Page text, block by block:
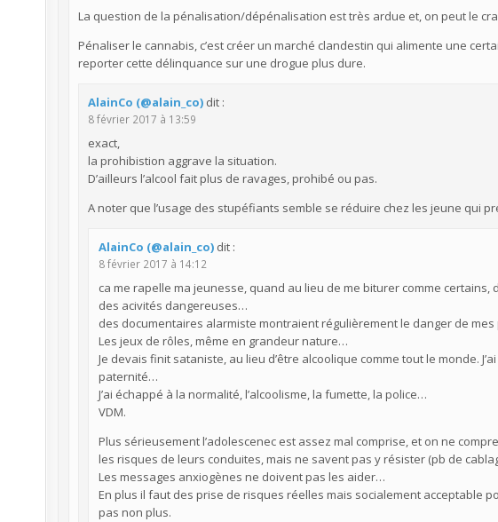
La question de la pénalisation/dépénalisation est très ardue et, on peut le
Pénaliser le cannabis, c’est créer un marché clandestin qui alimente une
reporter cette délinquance sur une drogue plus dure.
AlainCo (@alain_co) dit :
8 février 2017 à 13:59
exact,
la prohibistion aggrave la situation.
D’ailleurs l’alcool fait plus de ravages, prohibé ou pas.
A noter que l’usage des stupéfiants semble se réduire chez les jeune qui
AlainCo (@alain_co) dit :
8 février 2017 à 14:12
ca me rapelle ma jeunesse, quand au lieu de me biturer comme
des acivités dangereuses…
des documentaires alarmiste montraient régulièrement le danger de
Les jeux de rôles, même en grandeur nature…
Je devais finit sataniste, au lieu d’être alcoolique comme tout le monde.
paternité…
J’ai échappé à la normalité, l’alcoolisme, la fumette, la police…
VDM.
Plus sérieusement l’adolescenec est assez mal comprise, et on ne
les risques de leurs conduites, mais ne savent pas y résister (pb de
Les messages anxiogènes ne doivent pas les aider…
En plus il faut des prise de risques réelles mais socialement acceptable
pas non plus.